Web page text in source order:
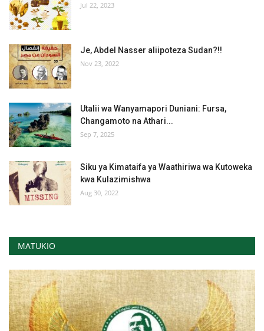
Jul 22, 2023
Je, Abdel Nasser aliipoteza Sudan?!!
Nov 23, 2022
Utalii wa Wanyamapori Duniani: Fursa,
Changamoto na Athari...
Sep 7, 2025
Siku ya Kimataifa ya Waathiriwa wa Kutoweka
kwa Kulazimishwa
Aug 30, 2022
MATUKIO